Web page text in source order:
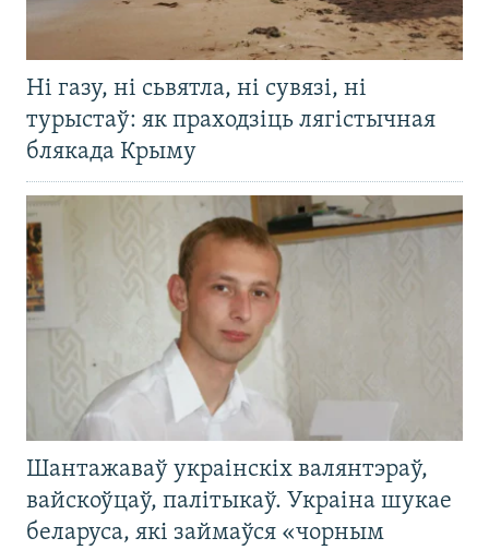
Ні газу, ні сьвятла, ні сувязі, ні
турыстаў: як праходзіць лягістычная
блякада Крыму
Шантажаваў украінскіх валянтэраў,
вайскоўцаў, палітыкаў. Украіна шукае
беларуса, які займаўся «чорным